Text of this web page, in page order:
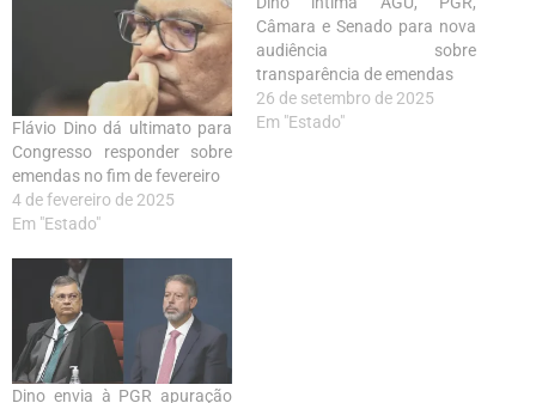
Flávio Dino dá ultimato para
Congresso responder sobre
emendas no fim de fevereiro
4 de fevereiro de 2025
Em "Estado"
Câmara e Senado para nova
audiência sobre
transparência de emendas
26 de setembro de 2025
Em "Estado"
Dino envia à PGR apuração